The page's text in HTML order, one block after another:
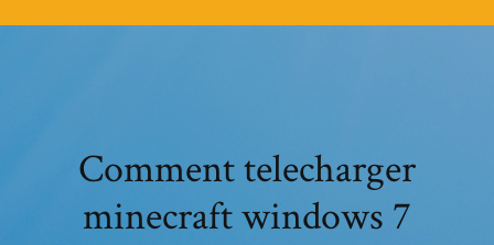
Comment telecharger
minecraft windows 7